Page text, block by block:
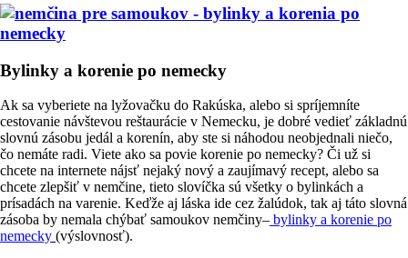
Bylinky a korenie po nemecky
Ak sa vyberiete na lyžovačku do Rakúska, alebo si spríjemníte
cestovanie návštevou reštaurácie v Nemecku, je dobré vedieť základnú
slovnú zásobu jedál a korenín, aby ste si náhodou neobjednali niečo,
čo nemáte radi. Viete ako sa povie korenie po nemecky? Či už si
chcete na internete nájsť nejaký nový a zaujímavý recept, alebo sa
chcete zlepšiť v nemčine, tieto slovíčka sú všetky o bylinkách a
prísadách na varenie. Keďže aj láska ide cez žalúdok, tak aj táto slovná
zásoba by nemala chýbať samoukov nemčiny– bylinky a korenie po
nemecky (výslovnosť).